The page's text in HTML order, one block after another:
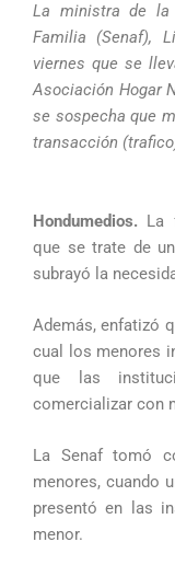
La ministra de la
Familia (Senaf),
viernes que se
Asociación Hogar
se sospecha que
transacción
Hondumedios. La
que se trate de
subrayó la
Además, enfatizó
cual los menores
que las
comercializar con
La Senaf tomó
menores, cuando
presentó en las
menor.